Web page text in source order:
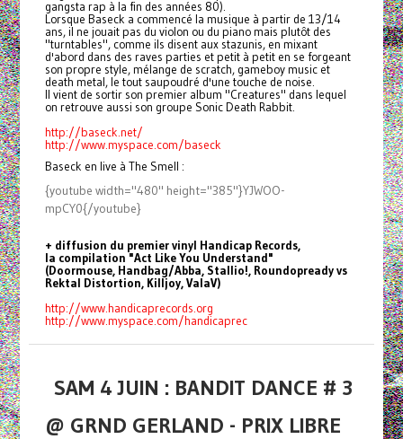
gangsta rap à la fin des années 80).
Lorsque Baseck a commencé la musique à partir de 13/14
ans, il ne jouait pas du violon ou du piano mais plutôt des
"turntables", comme ils disent aux stazunis, en mixant
d'abord dans des raves parties et petit à petit en se forgeant
son propre style, mélange de scratch, gameboy music et
death metal, le tout saupoudré d'une touche de noise.
Il vient de sortir son premier album "Creatures" dans lequel
on retrouve aussi son groupe Sonic Death Rabbit.
http://baseck.net/
http://www.myspace.com/baseck
Baseck en live à The Smell :
{youtube width="480" height="385"}YJWOO-
mpCY0{/youtube}
+ diffusion du premier vinyl Handicap Records,
la compilation "Act Like You Understand"
(Doormouse, Handbag/Abba, Stallio!, Roundopready vs
Rektal Distortion, Killjoy, ValaV)
http://www.handicaprecords.org
http://www.myspace.com/handicaprec
SAM 4 JUIN : BANDIT DANCE # 3
@ GRND GERLAND - PRIX LIBRE